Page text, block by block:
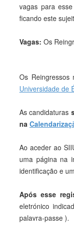
vagas para
ficando este
Vagas: Os
Os
Universidade de
As candidaturas
na
Ao aceder ao
uma página na
identificação e
Após esse
eletrónico
palavra-passe ).